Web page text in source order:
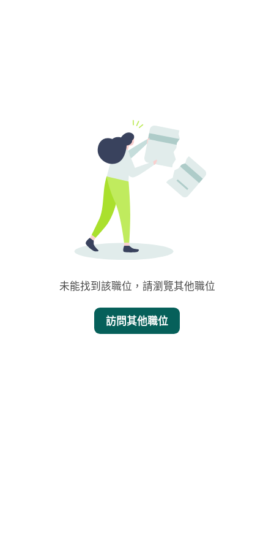
未能找到該職位，請瀏覽其他職位
訪問其他職位